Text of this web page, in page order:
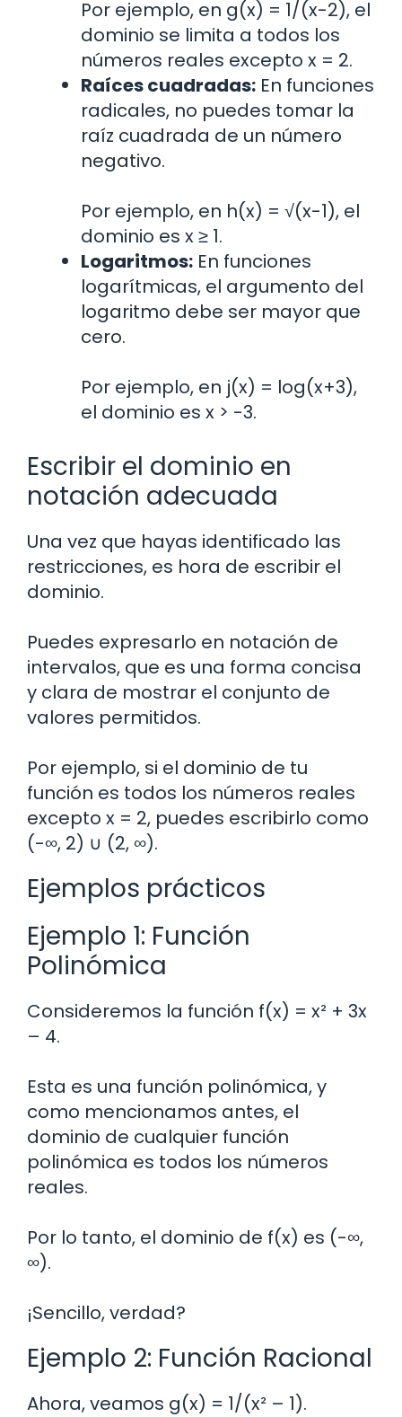
Por ejemplo, en g(x) = 1/(x-2), el
dominio se limita a todos los
números reales excepto x = 2.
Raíces cuadradas: En funciones
radicales, no puedes tomar la
raíz cuadrada de un número
negativo.
Por ejemplo, en h(x) = √(x-1), el
dominio es x ≥ 1.
Logaritmos: En funciones
logarítmicas, el argumento del
logaritmo debe ser mayor que
cero.
Por ejemplo, en j(x) = log(x+3),
el dominio es x > -3.
Escribir el dominio en
notación adecuada
Una vez que hayas identificado las
restricciones, es hora de escribir el
dominio.
Puedes expresarlo en notación de
intervalos, que es una forma concisa
y clara de mostrar el conjunto de
valores permitidos.
Por ejemplo, si el dominio de tu
función es todos los números reales
excepto x = 2, puedes escribirlo como
(-∞, 2) ∪ (2, ∞).
Ejemplos prácticos
Ejemplo 1: Función
Polinómica
Consideremos la función f(x) = x² + 3x
– 4.
Esta es una función polinómica, y
como mencionamos antes, el
dominio de cualquier función
polinómica es todos los números
reales.
Por lo tanto, el dominio de f(x) es (-∞,
∞).
¡Sencillo, verdad?
Ejemplo 2: Función Racional
Ahora, veamos g(x) = 1/(x² – 1).